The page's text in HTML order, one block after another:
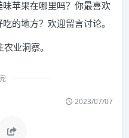
苹果在哪里吗？你最喜欢
的地方？欢迎留言讨论。
业洞察。
2023/07/07